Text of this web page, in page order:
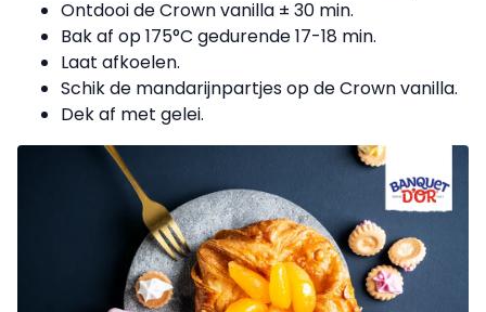
Ontdooi de Crown vanilla ± 30 min.
Bak af op 175°C gedurende 17-18 min.
Laat afkoelen.
Schik de mandarijnpartjes op de Crown vanilla.
Dek af met gelei.